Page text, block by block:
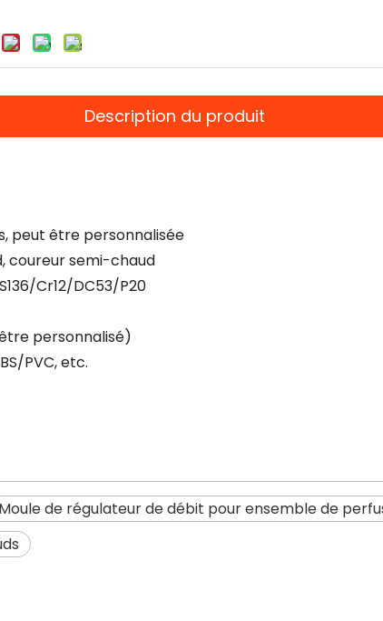
Description du produit
peut être personnalisée
coureur semi-chaud
Cr12/DC53/P20
personnalisé)
PVC, etc.
Moule de régulateur de débit pour ensemble de